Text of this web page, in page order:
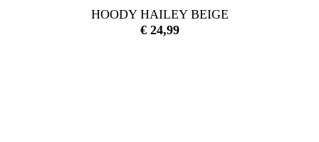
HOODY HAILEY BEIGE
€24,99